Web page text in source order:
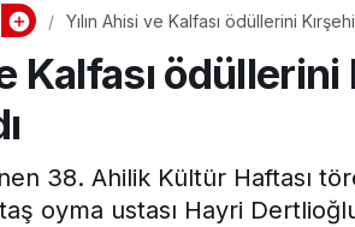
Yılın Ahisi ve Kalfası ödüllerini
Kalfası ödüllerini
38. Ahilik Kültür Haftası
oyma ustası Hayri